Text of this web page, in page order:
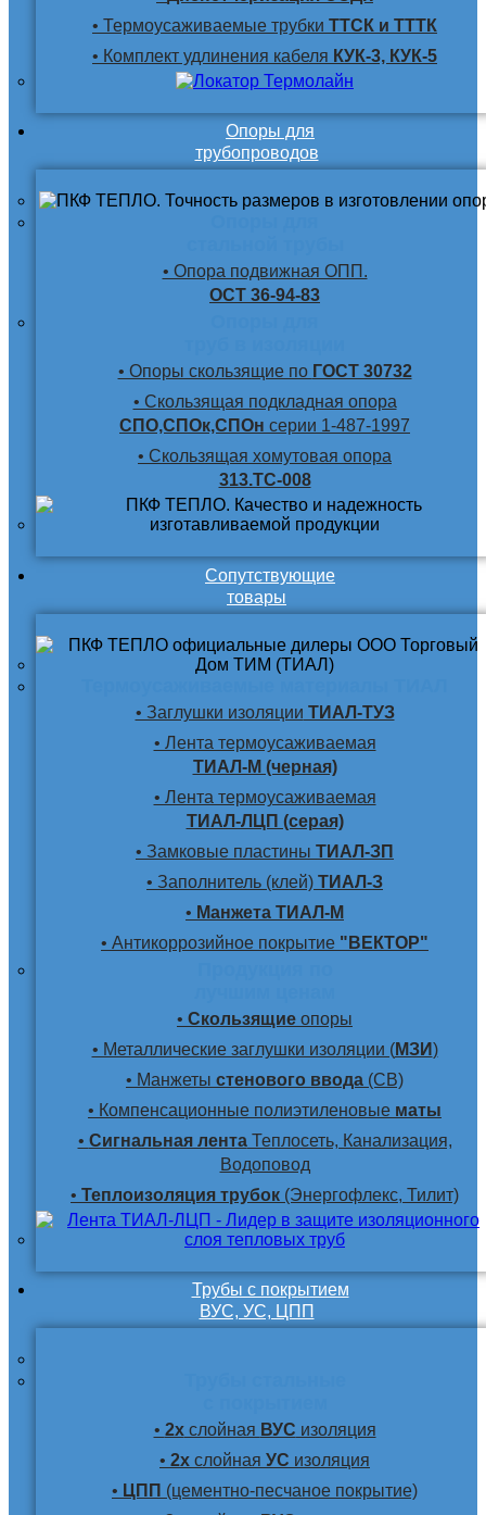
• Термоусаживаемые трубки ТТСК и ТТТК
• Комплект удлинения кабеля КУК-3, КУК-5
Опоры для
трубопроводов
• Опора подвижная ОПП.
ОСТ 36-94-83
• Опоры скользящие по ГОСТ 30732
• Скользящая подкладная опора
СПО,СПОк,СПОн серии 1-487-1997
• Скользящая хомутовая опора
313.ТС-008
Сопутствующие
товары
• Заглушки изоляции ТИАЛ-ТУЗ
• Лента термоусаживаемая
ТИАЛ-М (черная)
• Лента термоусаживаемая
ТИАЛ-ЛЦП (серая)
• Замковые пластины ТИАЛ-ЗП
• Заполнитель (клей) ТИАЛ-З
• Манжета ТИАЛ-М
• Антикоррозийное покрытие "ВЕКТОР"
• Скользящие опоры
• Металлические заглушки изоляции (МЗИ)
• Манжеты стенового ввода (СВ)
• Компенсационные полиэтиленовые маты
• Сигнальная лентаТеплосеть, Канализация,
Водоповод
• Теплоизоляция трубок (Энергофлекс, Тилит)
Трубы с покрытием
ВУС, УС, ЦПП
• 2хслойная ВУС изоляция
• 2х слойная УС изоляция
• ЦПП (цементно-песчаное покрытие)